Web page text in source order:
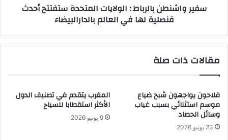
سفير واشنطن بالرباط : الولايات المتحدة ستفتتح أحدث
قنصلية لها في العالم بالدارالبيضاء
مقالات ذات صلة
فلاحون يواجهون شبح ضياع
موسم استثنائي بسبب غياب
وسائل الحصاد
23 يونيو 2026
المغرب يتقدم في تصنيف الدول
الأكثر استقطابا للسياح
9 يونيو 2026